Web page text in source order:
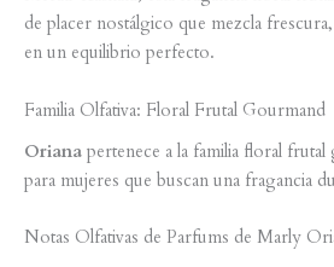
de placer nostálgico que mezcla
en un equilibrio perfecto.
Familia Olfativa: Floral Frutal Gourmand
Oriana pertenece a la familia floral frutal
para mujeres que buscan una fragancia
Notas Olfativas de Parfums de Marly